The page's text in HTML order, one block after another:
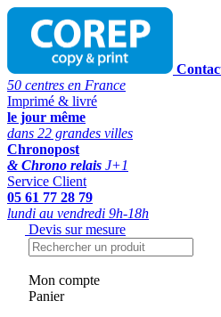
50 centres en France
Imprimé & livré
le jour même
dans 22 grandes villes
Chronopost
& Chrono relais J+1
Service Client
05 61 77 28 79
lundi au vendredi 9h-18h
Devis sur mesure
Mon compte
Panier